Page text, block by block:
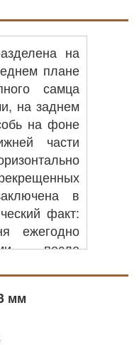
на
плане
самца
на заднем
на фоне
части
в
факт:
ежегодно
после
изделие
домиков,
мм